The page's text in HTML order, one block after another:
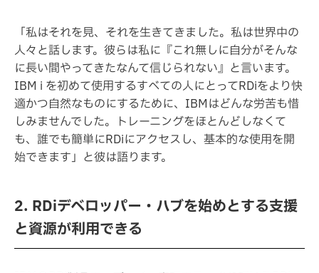
「私はそれを見、それを生きてきました。私は世界中の
人々と話します。彼らは私に『これ無しに自分がそんな
に長い間やってきたなんて信じられない』と言います。
IBM i を初めて使用するすべての人にとってRDiをより快
適かつ自然なものにするために、IBMはどんな労苦も惜
しみませんでした。トレーニングをほとんどしなくて
も、誰でも簡単にRDiにアクセスし、基本的な使用を開
始できます」と彼は語ります。
2. RDiデベロッパー・ハブを始めとする支援
と資源が利用できる